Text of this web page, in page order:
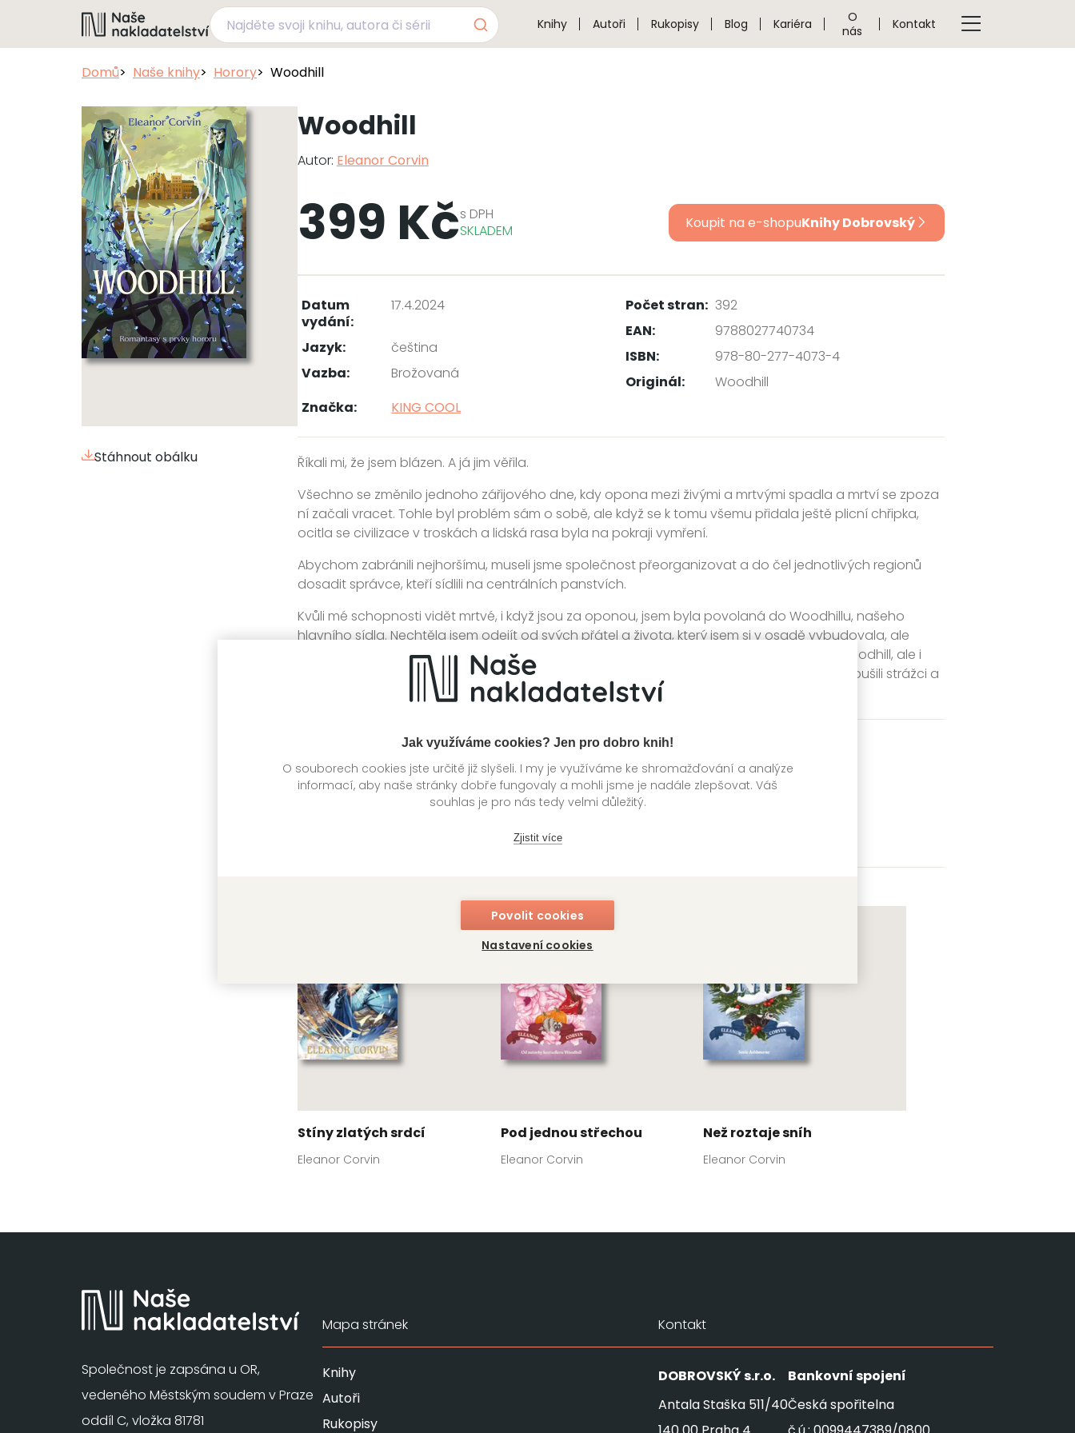
Jak využíváme cookies? Jen pro dobro knih!
O souborech cookies jste určitě již slyšeli. I my je využíváme ke shromažďování a analýze
informací, aby naše stránky dobře fungovaly a mohli jsme je nadále zlepšovat. Váš
souhlas je pro nás tedy velmi důležitý.
Zjistit více
Povolit cookies
Nastavení cookies
Knihy Autoři Rukopisy Blog Kariéra
O
nás
Kontakt
Domů Naše knihy Horory Woodhill
Stáhnout obálku
Woodhill
Autor: Eleanor Corvin
399 Kčs DPH
SKLADEM
Koupit na e-shopuKnihy Dobrovský
Datum
vydání:
17.4.2024
Jazyk:
čeština
Vazba:
Brožovaná
Počet stran: 392
EAN:
9788027740734
ISBN:
978-80-277-4073-4
Originál:
Woodhill
Značka:
KING COOL
Říkali mi, že jsem blázen. A já jim věřila.
Všechno se změnilo jednoho zářijového dne, kdy opona mezi živými a mrtvými spadla a mrtví se zpoza
ní začali vracet. Tohle byl problém sám o sobě, ale když se k tomu všemu přidala ještě plicní chřipka,
ocitla se civilizace v troskách a lidská rasa byla na pokraji vymření.
Abychom zabránili nejhoršímu, museli jsme společnost přeorganizovat a do čel jednotlivých regionů
dosadit správce, kteří sídlili na centrálních panstvích.
Kvůli mé schopnosti vidět mrtvé, i když jsou za oponou, jsem byla povolaná do Woodhillu, našeho
hlavního sídla. Nechtěla jsem odejít od svých přátel a života, který jsem si v osadě vybudovala, ale
rozkaz je rozkaz. Kdybych věděla, že mě v sídle nečeká pouze nevrlý správce Broderick Woodhill, ale i
mrtví, kteří cíleně vraždí mladé dívky, vzala bych nohy na ramena dřív, než mi na dveře zabušili strážci a
obrátili mi život vzhůru nohama.
titulu:
Stíny zlatých srdcí
Eleanor Corvin
Pod jednou střechou
Eleanor Corvin
Než roztaje sníh
Eleanor Corvin
Společnost je zapsána u OR,
vedeného Městským soudem v Praze
oddíl C, vložka 81781
Mapa stránek
Knihy
Autoři
Rukopisy
Kontakt
DOBROVSKÝs.r.o.
Antala Staška 511/40
Bankovní spojení
Česká spořitelna